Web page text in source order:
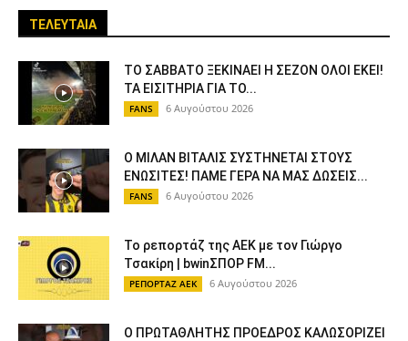
ΤΕΛΕΥΤΑΙΑ
ΤΟ ΣΑΒΒΑΤΟ ΞΕΚΙΝΑΕΙ Η ΣΕΖΟΝ ΟΛΟΙ ΕΚΕΙ!
ΤΑ ΕΙΣΙΤΗΡΙΑ ΓΙΑ ΤΟ...
FANS 6 Αυγούστου 2026
Ο ΜΙΛΑΝ ΒΙΤΑΛΙΣ ΣΥΣΤΗΝΕΤΑΙ ΣΤΟΥΣ
ΕΝΩΣΙΤΕΣ! ΠΑΜΕ ΓΕΡΑ ΝΑ ΜΑΣ ΔΩΣΕΙΣ...
FANS 6 Αυγούστου 2026
Το ρεπορτάζ της ΑΕΚ με τον Γιώργο
Τσακίρη | bwinΣΠΟΡ FM...
ΡΕΠΟΡΤΑΖ ΑΕΚ 6 Αυγούστου 2026
Ο ΠΡΩΤΑΘΛΗΤΗΣ ΠΡΟΕΔΡΟΣ ΚΑΛΩΣΟΡΙΖΕΙ